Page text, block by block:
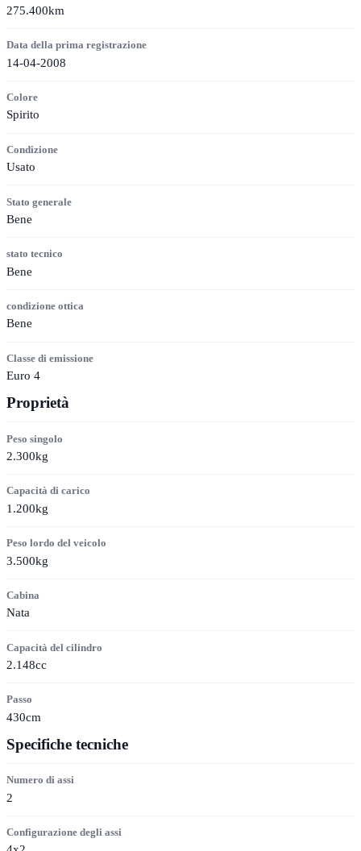
275.400km
Data della prima registrazione
14-04-2008
Colore
Spirito
Condizione
Usato
Stato generale
Bene
stato tecnico
Bene
condizione ottica
Bene
Classe di emissione
Euro 4
Proprietà
Peso singolo
2.300kg
Capacità di carico
1.200kg
Peso lordo del veicolo
3.500kg
Cabina
Nata
Capacità del cilindro
2.148cc
Passo
430cm
Specifiche tecniche
Numero di assi
2
Configurazione degli assi